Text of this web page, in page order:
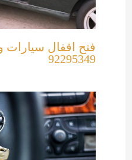
فتح اقفال
92295349